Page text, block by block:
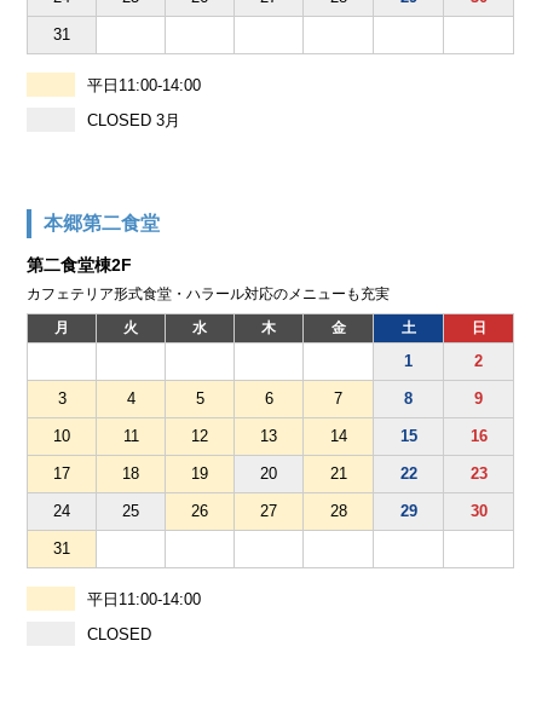
31
平日11:00-14:00
CLOSED 3月
本郷第二食堂
第二食堂棟2F
カフェテリア形式食堂・ハラール対応のメニューも充実
月 火 水 木 金 土 日
1 2
3 4 5 6 7 8 9
10 11 12 13 14 15 16
17 18 19 20 21 22 23
24 25 26 27 28 29 30
31
平日11:00-14:00
CLOSED